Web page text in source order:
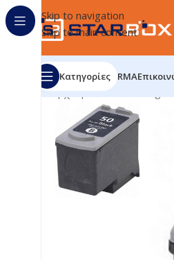
Skip to navigation
Skip to main content
Κατηγορίες RMA
Αρχική σελίδα